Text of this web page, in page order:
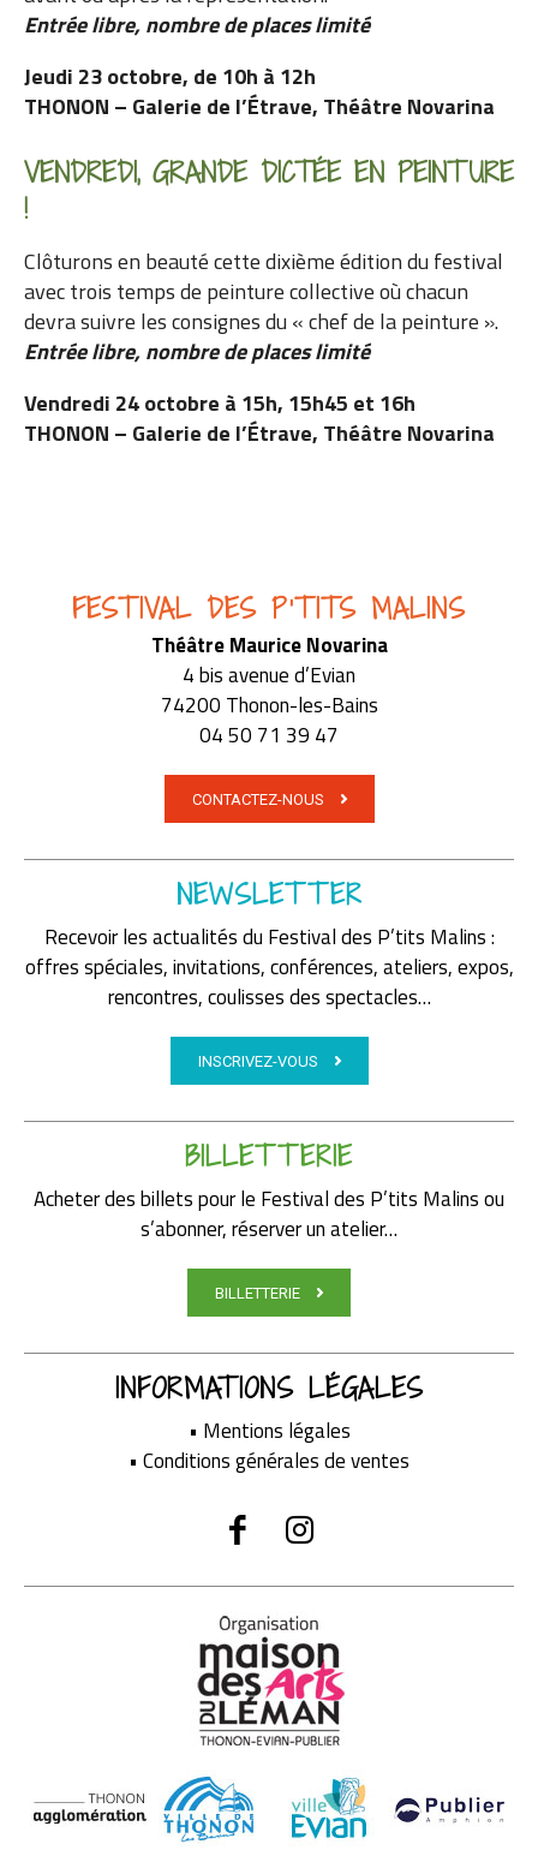
Entrée libre, nombre de places limité
Jeudi 23 octobre, de 10h à 12h
THONON – Galerie de l’Étrave, Théâtre Novarina
VENDREDI, GRANDE DICTÉE EN PEINTURE
!
Clôturons en beauté cette dixième édition du festival
avec trois temps de peinture collective où chacun
devra suivre les consignes du « chef de la peinture ».
Entrée libre, nombre de places limité
Vendredi 24 octobre à 15h, 15h45 et 16h
THONON – Galerie de l’Étrave, Théâtre Novarina
FESTIVAL DES P'TITS MALINS
Théâtre Maurice Novarina
4 bis avenue d’Evian
74200 Thonon-les-Bains
04 50 71 39 47
CONTACTEZ-NOUS
NEWSLETTER
Recevoir les actualités du Festival des P’tits Malins :
offres spéciales, invitations, conférences, ateliers, expos,
rencontres, coulisses des spectacles…
INSCRIVEZ-VOUS
BILLETTERIE
Acheter des billets pour le Festival des P’tits Malins ou
s’abonner, réserver un atelier…
BILLETTERIE
INFORMATIONS LÉGALES
• Mentions légales
• Conditions générales de ventes